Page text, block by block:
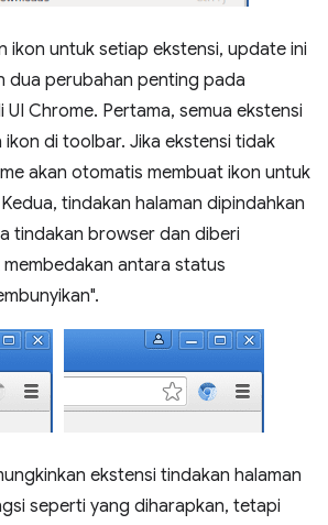
ikon untuk setiap ekstensi, update ini
dua perubahan penting pada
UI Chrome. Pertama, semua ekstensi
ikon di toolbar. Jika ekstensi tidak
akan otomatis membuat ikon untuk
tindakan halaman dipindahkan
tindakan browser dan diberi
antara status
ekstensi tindakan halaman
seperti yang diharapkan, tetapi